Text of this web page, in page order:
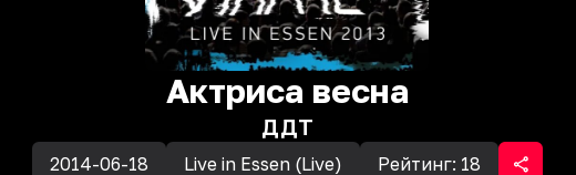
Актриса весна
ДДТ
2014-06-18 Live in Essen (Live) Рейтинг: 18